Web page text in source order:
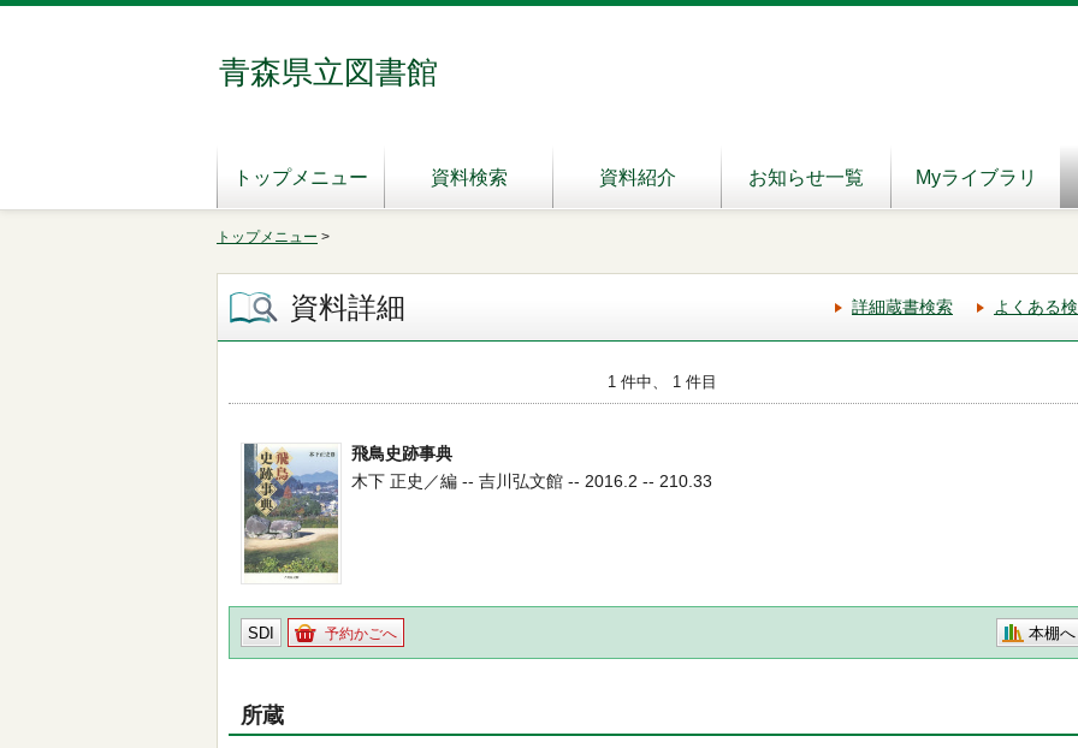
青森県立図書館
トップメニュー 資料検索 資料紹介 お知らせ一覧 Myライブラリ
トップメニュー >
資料詳細 詳細蔵書検索 よくある
1 件中、 1 件目
飛鳥史跡事典
木下 正史／編 -- 吉川弘文館 -- 2016.2 -- 210.33
SDI 予約かごへ 本棚へ
所蔵